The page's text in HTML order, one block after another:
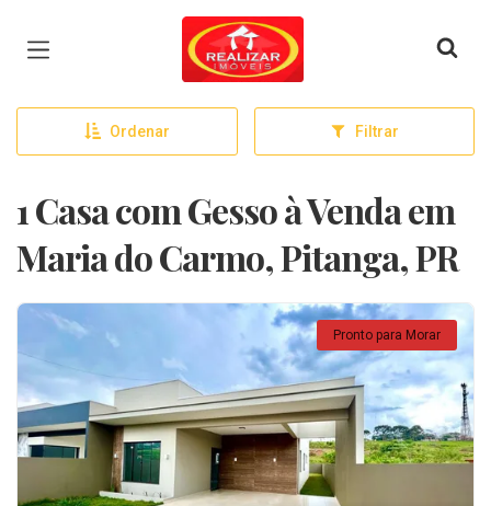
Página inicial
Ordenar Filtrar
1 Casa com Gesso à Venda em
Maria do Carmo, Pitanga, PR
Pronto para Morar